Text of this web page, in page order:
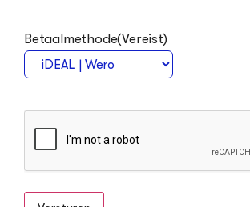
Betaalmethode(Vereist)